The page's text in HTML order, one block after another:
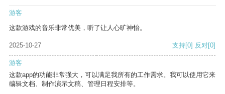
游客
这款游戏的音乐非常优美，听了让人心旷神怡。
2025-10-27 支持[0] 反对[0]
游客
这款app的功能非常强大，可以满足我所有的工作需求。我可以使用它来
编辑文档、制作演示文稿、管理日程安排等。